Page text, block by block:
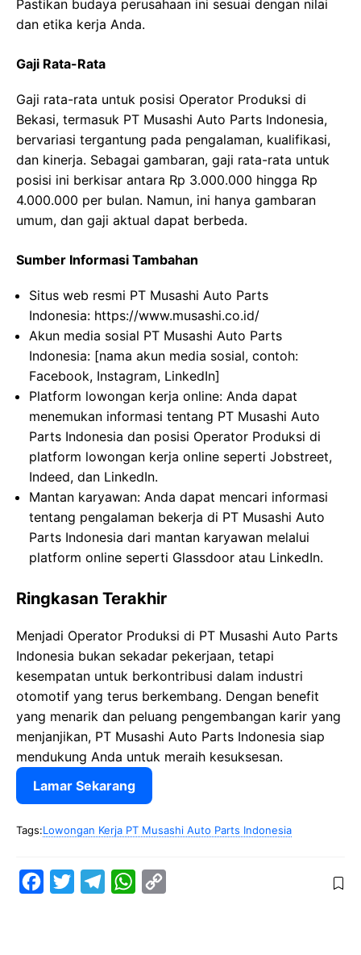
Pastikan budaya perusahaan ini sesuai dengan nilai
dan etika kerja Anda.
Gaji Rata-Rata
Gaji rata-rata untuk posisi Operator Produksi di
Bekasi, termasuk PT Musashi Auto Parts Indonesia,
bervariasi tergantung pada pengalaman, kualifikasi,
dan kinerja. Sebagai gambaran, gaji rata-rata untuk
posisi ini berkisar antara Rp 3.000.000 hingga Rp
4.000.000 per bulan. Namun, ini hanya gambaran
umum, dan gaji aktual dapat berbeda.
Sumber Informasi Tambahan
Situs web resmi PT Musashi Auto Parts
Indonesia: https://www.musashi.co.id/
Akun media sosial PT Musashi Auto Parts
Indonesia: [nama akun media sosial, contoh:
Facebook, Instagram, LinkedIn]
Platform lowongan kerja online: Anda dapat
menemukan informasi tentang PT Musashi Auto
Parts Indonesia dan posisi Operator Produksi di
platform lowongan kerja online seperti Jobstreet,
Indeed, dan LinkedIn.
Mantan karyawan: Anda dapat mencari informasi
tentang pengalaman bekerja di PT Musashi Auto
Parts Indonesia dari mantan karyawan melalui
platform online seperti Glassdoor atau LinkedIn.
Ringkasan Terakhir
Menjadi Operator Produksi di PT Musashi Auto Parts
Indonesia bukan sekadar pekerjaan, tetapi
kesempatan untuk berkontribusi dalam industri
otomotif yang terus berkembang. Dengan benefit
yang menarik dan peluang pengembangan karir yang
menjanjikan, PT Musashi Auto Parts Indonesia siap
mendukung Anda untuk meraih kesuksesan.
Lamar Sekarang
Tags:Lowongan Kerja PT Musashi Auto Parts Indonesia
W